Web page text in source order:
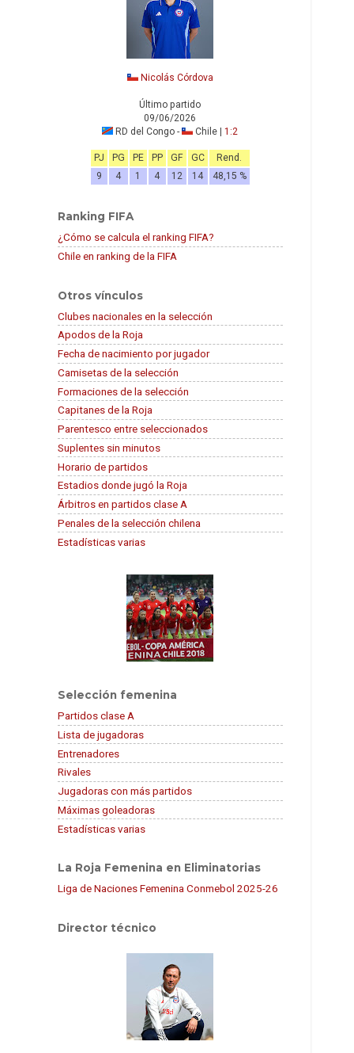
Nicolás Córdova
Último partido
09/06/2026
RD del Congo -
Chile | 1:2
PJ PG PE PP GF GC
Rend.
9
4 1 4 12 14 48,15 %
Ranking FIFA
¿Cómo se calcula el ranking FIFA?
Chile en ranking de la FIFA
Otros vínculos
Clubes nacionales en la selección
Apodos de la Roja
Fecha de nacimiento por jugador
Camisetas de la selección
Formaciones de la selección
Capitanes de la Roja
Parentesco entre seleccionados
Suplentes sin minutos
Horario de partidos
Estadios donde jugó la Roja
Árbitros en partidos clase A
Penales de la selección chilena
Estadísticas varias
Selección femenina
Partidos clase A
Lista de jugadoras
Entrenadores
Rivales
Jugadoras con más partidos
Máximas goleadoras
Estadísticas varias
La Roja Femenina en Eliminatorias
Liga de Naciones Femenina Conmebol 2025-26
Director técnico